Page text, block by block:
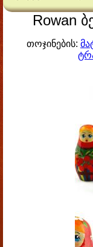
Rowan
თოჯინების: